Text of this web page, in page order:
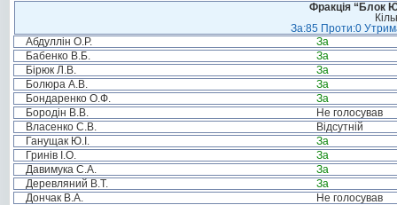
Фракція “Блок
За:85 Проти:0
Абдуллін О.Р.
За
Бабенко В.Б.
За
Бірюк Л.В.
За
Болюра А.В.
За
Бондаренко О.Ф.
За
Бородін В.В.
Не голосував
Власенко С.В.
Відсутній
Ганущак Ю.І.
За
Гринів І.О.
За
Давимука С.А.
За
Деревляний В.Т.
За
Дончак В.А.
Не голосував